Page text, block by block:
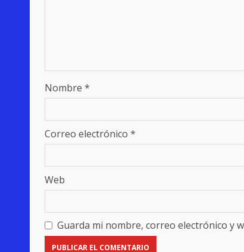
Nombre *
Correo electrónico *
Web
Guarda mi nombre, correo electrónico y